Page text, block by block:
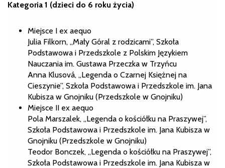
Kategoria 1 (dzieci do 6 roku życia)
Miejsce I ex aequo
Julia Filkorn, „Mały Góral z rodzicami”, Szkoła
Podstawowa i Przedszkole z Polskim Językiem
Nauczania im. Gustawa Przeczka w Trzyńcu
Anna Klusová, „Legenda o Czarnej Księżnej na
Cieszynie”, Szkoła Podstawowa i Przedszkole im. Jana
Kubisza w Gnojniku (Przedszkole w Gnojniku)
Miejsce II ex aequo
Pola Marszalek, „Legenda o kościółku na Praszywej”,
Szkoła Podstawowa i Przedszkole im. Jana Kubisza w
Gnojniku (Przedszkole w Gnojniku)
Teodor Bonczek, „Legenda o kościółku na Praszywej”,
Szkoła Podstawowa i Przedszkole im. Jana Kubisza w